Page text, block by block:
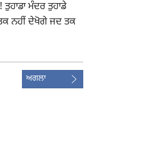
ਮੰਦਰ ਤੁਹਾਡੇ
ਨਹੀਂ ਦੇਖੋਗੇ ਜਦ ਤਕ
ਅਗਲਾ